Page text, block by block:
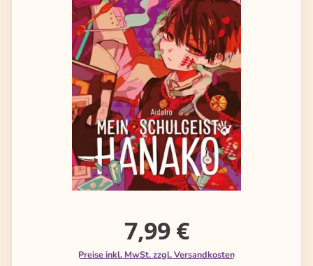
7,99 €
Preise inkl. MwSt. zzgl. Versandkosten